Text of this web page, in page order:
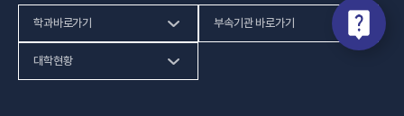
학과바로가기
인문사회계열
부속기관 바로가기
대학현황